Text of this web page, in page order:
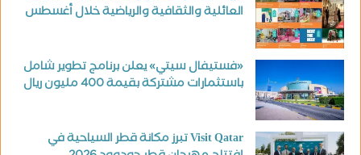
العائلية والثقافية والرياضية خلال أغسطس
«فستيفال سيتي» يعلن برنامج تطوير شامل
باستثمارات مشتركة بقيمة 400 مليون ريال
Visit Qatar تبرز مكانة قطر السياحية في